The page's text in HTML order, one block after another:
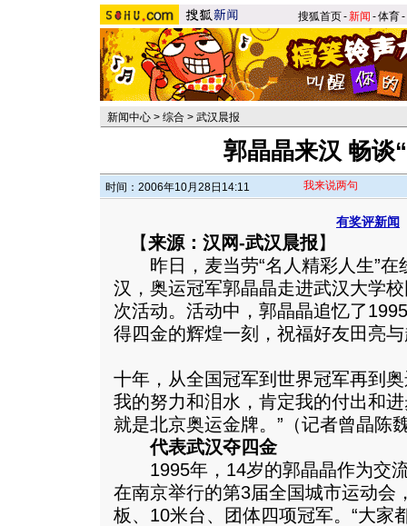
搜狐首页-新闻 -体育-
新闻中心 > 综合 > 武汉晨报
郭晶晶来汉 畅谈
时间：2006年10月28日14:11 我来说两句
有奖评新闻
【来源：汉网-武汉晨报】
昨日，麦当劳“名人精彩人生”在
汉，奥运冠军郭晶晶走进武汉大学
次活动。活动中，郭晶晶追忆了
得四金的辉煌一刻，祝福好友田亮
十年，从全国冠军到世界冠军再到
我的努力和泪水，肯定我的付出和
就是北京奥运金牌。”（记者曾晶陈
代表武汉夺四金
1995年，14岁的郭晶晶作为交流
在南京举行的第3届全国城市运动会
板、10米台、团体四项冠军。“大家